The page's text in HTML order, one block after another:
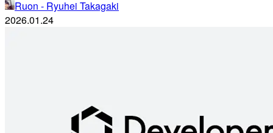
Ruon - Ryuhei Takagaki
2026.01.24